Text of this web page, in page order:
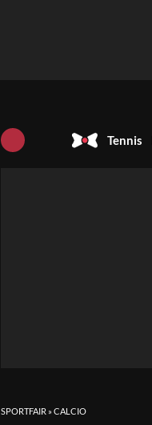
Tennis
SPORTFAIR »CALCIO